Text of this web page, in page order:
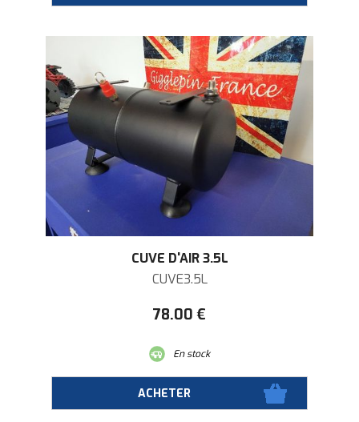
CUVE D'AIR 3.5L
CUVE3.5L
78.00 €
En stock